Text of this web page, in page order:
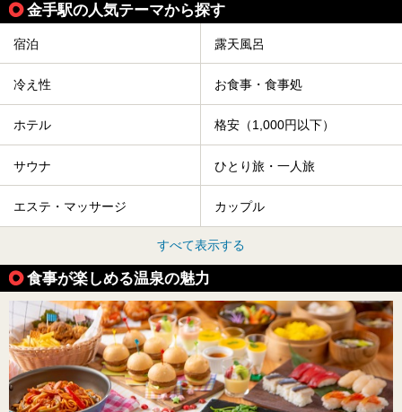
金手駅の人気テーマから探す
宿泊 露天風呂
冷え性 お食事・食事処
ホテル 格安（1,000円以下）
サウナ ひとり旅・一人旅
エステ・マッサージ カップル
すべて表示する
食事が楽しめる温泉の魅力